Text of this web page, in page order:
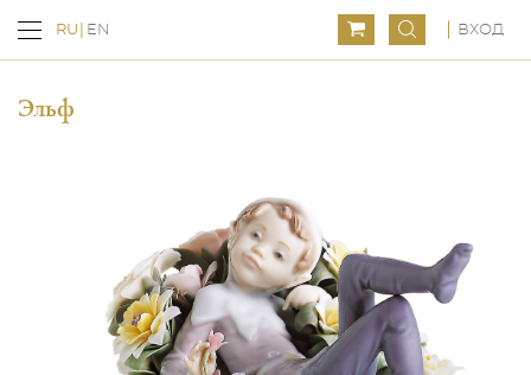
RU EN ВХОД
Эльф